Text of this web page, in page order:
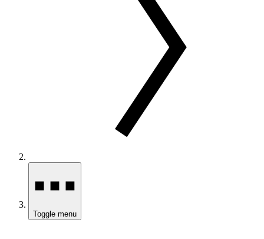
Toggle menu